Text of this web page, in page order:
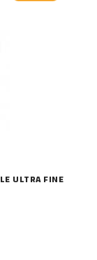
ULTRA FINE